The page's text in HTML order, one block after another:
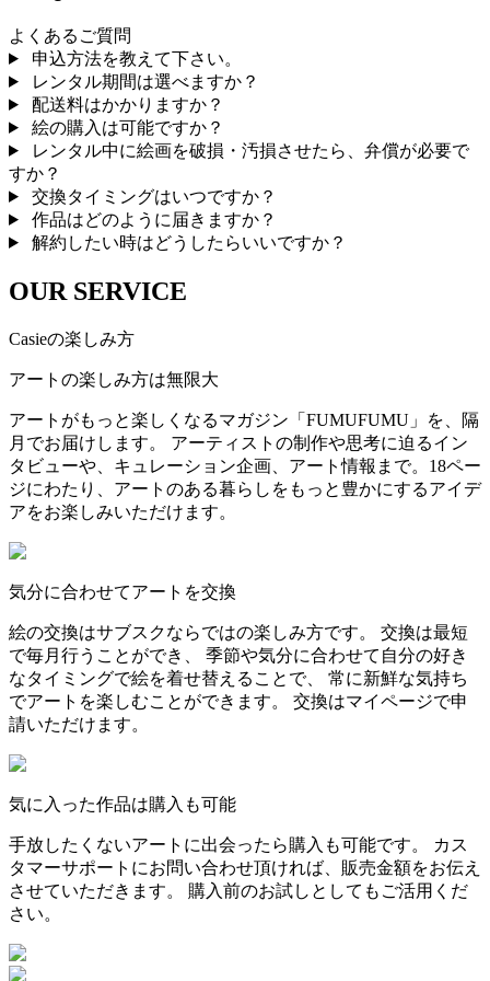
よくあるご質問
申込方法を教えて下さい。
レンタル期間は選べますか？
配送料はかかりますか？
絵の購入は可能ですか？
レンタル中に絵画を破損・汚損させたら、弁償が必要で
すか？
交換タイミングはいつですか？
作品はどのように届きますか？
解約したい時はどうしたらいいですか？
OUR SERVICE
Casieの楽しみ方
アートの楽しみ方は無限大
アートがもっと楽しくなるマガジン「FUMUFUMU」を、隔
月でお届けします。 アーティストの制作や思考に迫るイン
タビューや、キュレーション企画、アート情報まで。18ペー
ジにわたり、アートのある暮らしをもっと豊かにするアイデ
アをお楽しみいただけます。
気分に合わせてアートを交換
絵の交換はサブスクならではの楽しみ方です。 交換は最短
で毎月行うことができ、 季節や気分に合わせて自分の好き
なタイミングで絵を着せ替えることで、 常に新鮮な気持ち
でアートを楽しむことができます。 交換はマイページで申
請いただけます。
気に入った作品は購入も可能
手放したくないアートに出会ったら購入も可能です。 カス
タマーサポートにお問い合わせ頂ければ、販売金額をお伝え
させていただきます。 購入前のお試しとしてもご活用くだ
さい。